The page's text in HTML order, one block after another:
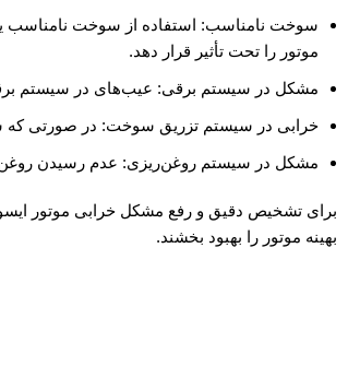
سوخت نامناسب: استفاده از سوخت
موتور را تحت تأثیر قرار دهد.
مشکل در سیستم برقی: عیب‌های در سیستم
خرابی در سیستم تزریق سوخت: در صورتی که
مشکل در سیستم روغن‌ریزی: عدم رسیدن روغن
برای تشخیص دقیق و رفع مشکل خرابی موتور
بهینه موتور را بهبود بخشند.